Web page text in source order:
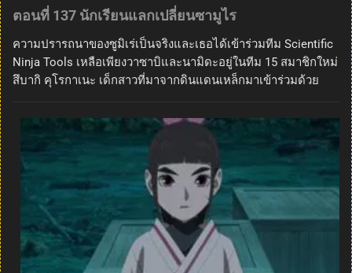
ตอนที่ 137 นักเรียนแลกเปลี่ยนซามูไร
ความปรารถนาของซูมิเร่เป็นจริงและเธอได้เข้าร่วมทีม Scientific
Ninja Tools เหลือเพียงวาซาบิและนามิดะอยู่ในทีม 15 สมาชิกใหม่
สึบากิ คุโรกาเนะ เด็กสาวที่มาจากดินแดนเหล็กมาเข้าร่วมด้วย